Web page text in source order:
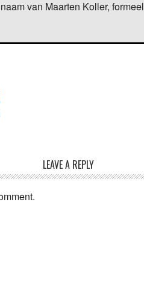
van Maarten Koller, formeel
LEAVE A REPLY